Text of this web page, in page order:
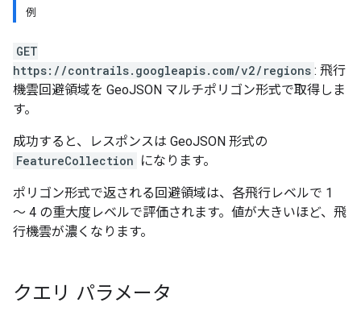
例
GET
https://contrails.googleapis.com/v2/regions : 飛行
機雲回避領域を GeoJSON マルチポリゴン形式で取得しま
す。
成功すると、レスポンスは GeoJSON 形式の
FeatureCollection になります。
ポリゴン形式で返される回避領域は、各飛行レベルで 1
～ 4 の重大度レベルで評価されます。値が大きいほど、飛
行機雲が濃くなります。
クエリ パラメータ